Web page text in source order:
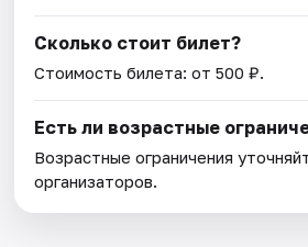
Сколько стоит билет?
Стоимость билета: от 500 ₽.
Есть ли возрастные
Возрастные ограничения
организаторов.